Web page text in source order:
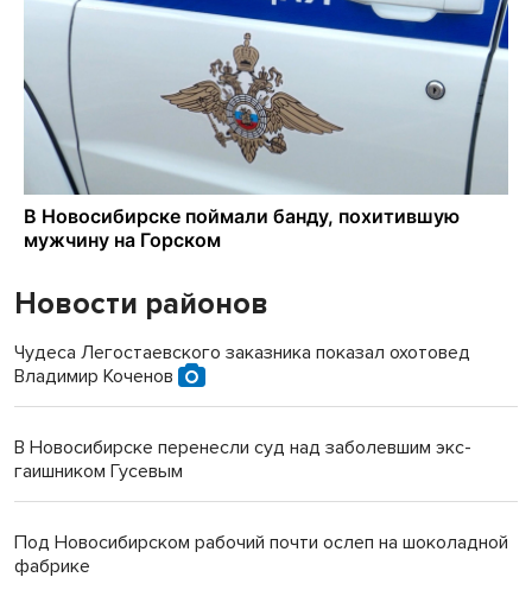
Новости районов
Чудеса Легостаевского заказника показал охотовед
Владимир Коченов
В Новосибирске перенесли суд над заболевшим экс-
гаишником Гусевым
Под Новосибирском рабочий почти ослеп на шоколадной
фабрике